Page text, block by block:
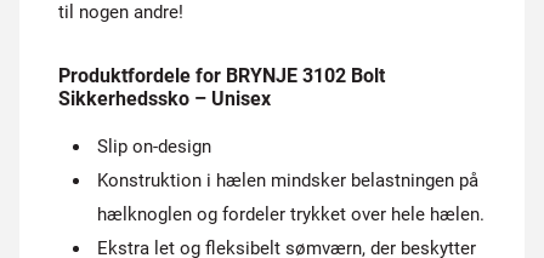
til nogen andre!
Produktfordele for BRYNJE 3102 Bolt
Sikkerhedssko – Unisex
Slip on-design
Konstruktion i hælen mindsker belastningen på
hælknoglen og fordeler trykket over hele hælen.
Ekstra let og fleksibelt sømværn, der beskytter